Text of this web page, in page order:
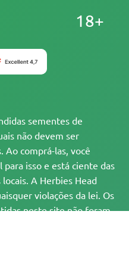
sementes de
não devem ser
Ao comprá-las, você
isso e está ciente das
A Herbies Head
violações da lei. Os
neste site não foram
18+